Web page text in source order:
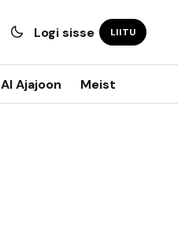
Logi sisse LIITU
AI Ajajoon Meist